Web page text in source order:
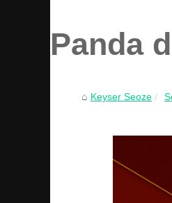
Panda
Keyser Seoze